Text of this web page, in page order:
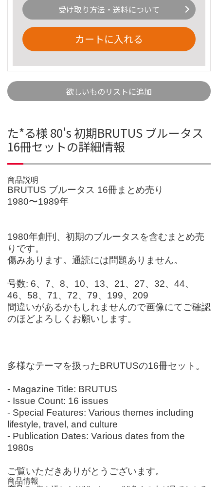
受け取り方法・送料について
カートに入れる
欲しいものリストに追加
た*る様 80's 初期BRUTUS ブルータス
16冊セットの詳細情報
商品説明
BRUTUS ブルータス 16冊まとめ売り
1980〜1989年
1980年創刊、初期のブルータスを含むまとめ売
りです。
傷みあります。通読には問題ありません。
号数: 6、7、8、10、13、21、27、32、44、
46、58、71、72、79、199、209
間違いがあるかもしれませんので画像にてご確認
のほどよろしくお願いします。
多様なテーマを扱ったBRUTUSの16冊セット。
- Magazine Title: BRUTUS
- Issue Count: 16 issues
- Special Features: Various themes including
lifestyle, travel, and culture
- Publication Dates: Various dates from the
1980s
ご覧いただきありがとうございます。
商品情報